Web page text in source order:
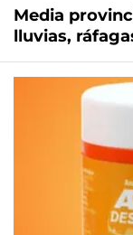
Media
lluvias,